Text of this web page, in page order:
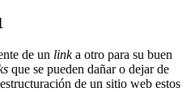
de un linka otro para su buen
que se pueden dañar o dejar de
de un sitio web estos